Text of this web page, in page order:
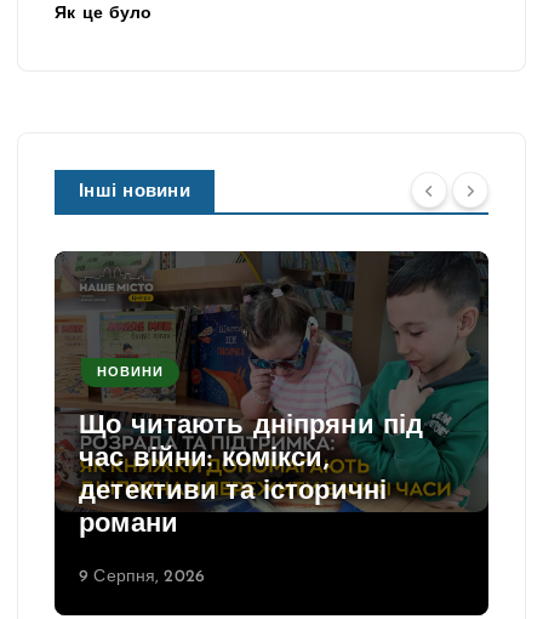
Як це було
Інші новини
НОВИНИ
Що читають дніпряни під
час війни: комікси,
детективи та історичні
романи
9 Серпня, 2026